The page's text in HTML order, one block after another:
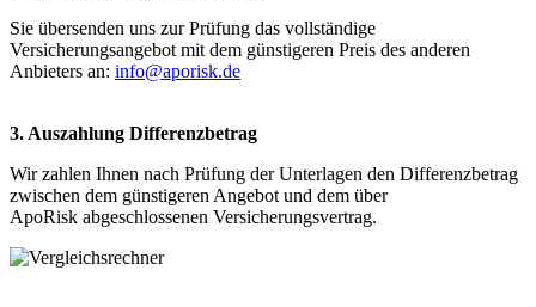
Sie übersenden uns zur Prüfung das vollständige
Versicherungsangebot mit dem günstigeren Preis des anderen
Anbieters an: info@aporisk.de
3. Auszahlung Differenzbetrag
Wir zahlen Ihnen nach Prüfung der Unterlagen den Differenzbetrag
zwischen dem günstigeren Angebot und dem über
ApoRisk abgeschlossenen Versicherungsvertrag.